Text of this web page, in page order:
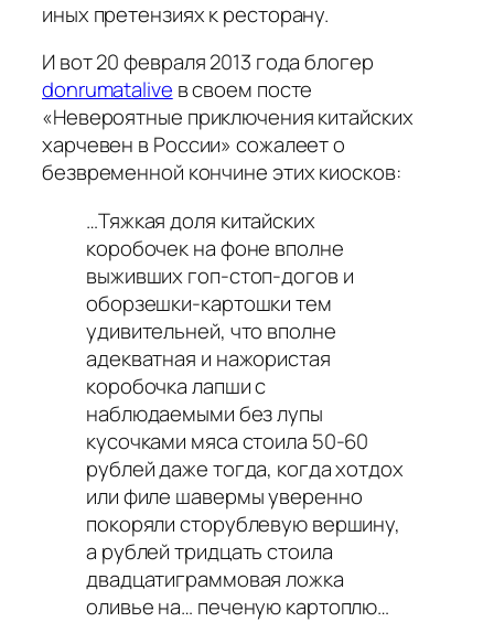
иных претензиях к ресторану.
И вот 20 февраля 2013 года блогер
donrumatalive в своем посте
«Невероятные приключения китайских
харчевен в России» сожалеет о
безвременной кончине этих киосков:
…Тяжкая доля китайских
коробочек на фоне вполне
выживших гоп-стоп-догов и
оборзешки-картошки тем
удивительней, что вполне
адекватная и нажористая
коробочка лапши с
наблюдаемыми без лупы
кусочками мяса стоила 50-60
рублей даже тогда, когда хотдох
или филе шавермы уверенно
покоряли сторублевую вершину,
а рублей тридцать стоила
двадцатиграммовая ложка
оливье на… печеную картоплю…